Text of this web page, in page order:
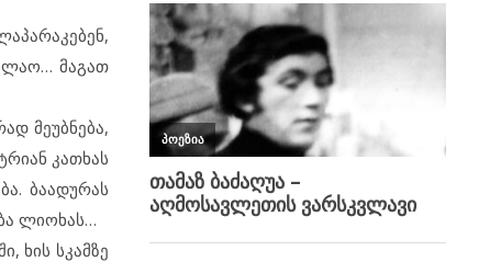
მაგათ
მეუბნება,
კათხას
ბაადურას
ლიოხას…
ხის სკამზე